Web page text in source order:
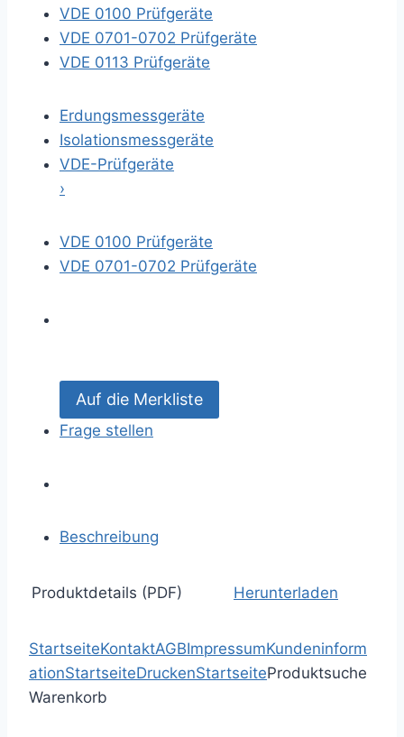
VDE 0100 Prüfgeräte
VDE 0701-0702 Prüfgeräte
VDE 0113 Prüfgeräte
Erdungsmessgeräte
Isolationsmessgeräte
VDE-Prüfgeräte
›
VDE 0100 Prüfgeräte
VDE 0701-0702 Prüfgeräte
Frage stellen
Beschreibung
Produktdetails (PDF) Herunterladen
StartseiteKontaktAGBImpressumKundeninform
ationStartseiteDruckenStartseiteProduktsuche
Warenkorb